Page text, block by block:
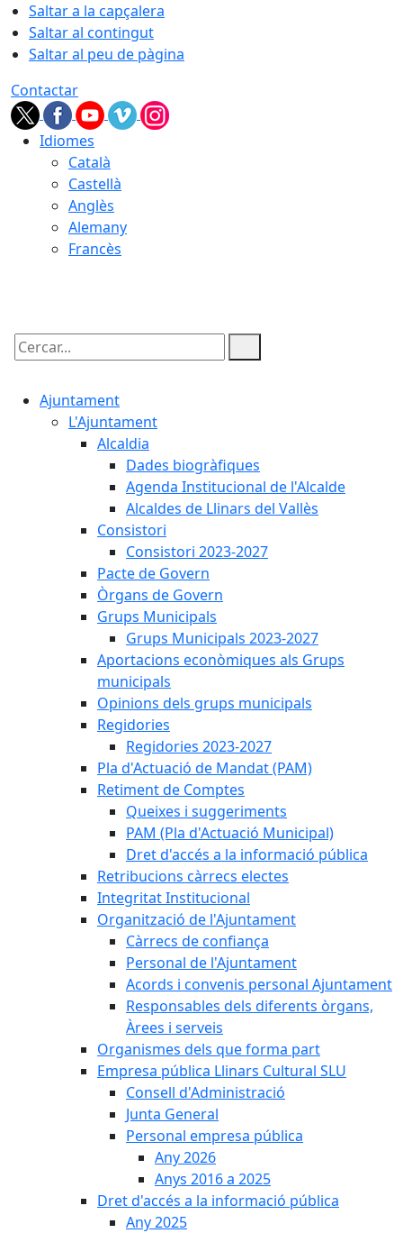
Saltar a la capçalera
Saltar al contingut
Saltar al peu de pàgina
Contactar
Idiomes
Català
Castellà
Anglès
Alemany
Francès
Cercar:
Ajuntament
L'Ajuntament
Alcaldia
Dades biogràfiques
Agenda Institucional de l'Alcalde
Alcaldes de Llinars del Vallès
Consistori
Consistori 2023-2027
Pacte de Govern
Òrgans de Govern
Grups Municipals
Grups Municipals 2023-2027
Aportacions econòmiques als Grups
municipals
Opinions dels grups municipals
Regidories
Regidories 2023-2027
Pla d'Actuació de Mandat (PAM)
Retiment de Comptes
Queixes i suggeriments
PAM (Pla d'Actuació Municipal)
Dret d'accés a la informació pública
Retribucions càrrecs electes
Integritat Institucional
Organització de l'Ajuntament
Càrrecs de confiança
Personal de l'Ajuntament
Acords i convenis personal Ajuntament
Responsables dels diferents òrgans,
Àrees i serveis
Organismes dels que forma part
Empresa pública Llinars Cultural SLU
Consell d'Administració
Junta General
Personal empresa pública
Any 2026
Anys 2016 a 2025
Dret d'accés a la informació pública
Any 2025